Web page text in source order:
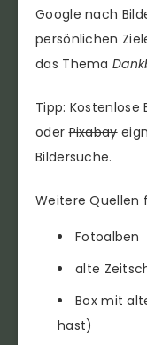
Google nach
persönlichen
das Thema
Tipp:
oderPixabay
Bildersuche.
Weitere Quellen
Fotoalben
alte
Box mit
hast)